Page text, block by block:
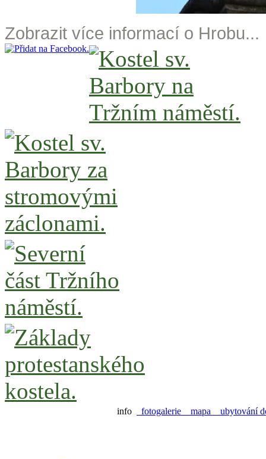
Zobrazit více informací o Hrobu...
info fotogalerie mapa ubytování